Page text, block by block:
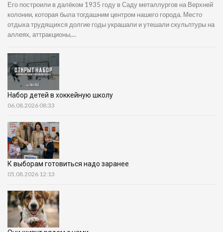
Его построили в далёком 1935 году в Саду металлургов на Верхней
колонии, которая была тогдашним центром нашего города. Место
отдыха трудящихся долгие годы украшали и утешали скульптуры на
аллеях, аттракционы,...
Набор детей в хоккейную школу
06.08.2026 08:33
К выборам готовиться надо заранее
05.08.2026 12:13